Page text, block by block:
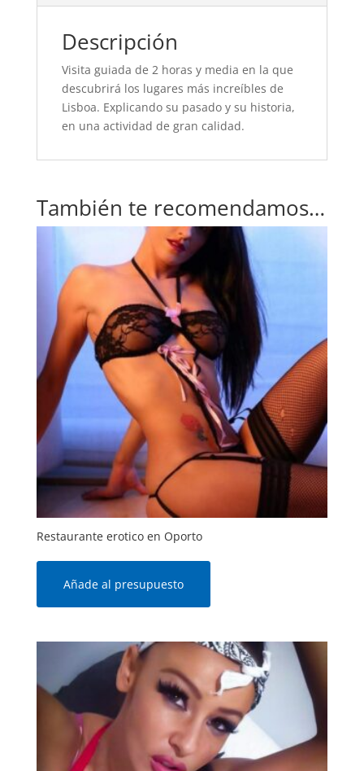
Descripción
Visita guiada de 2 horas y media en la que
descubrirá los lugares más increíbles de
Lisboa. Explicando su pasado y su historia,
en una actividad de gran calidad.
También te recomendamos…
Restaurante erotico en Oporto
Añade al presupuesto